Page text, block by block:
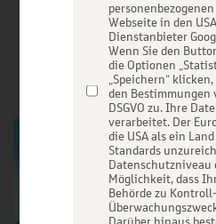
Webseite in den
Dienstanbieter
Wenn Sie den
die Optionen
„Speichern“
den Bestimmungen
DSGVO zu. Ihre
verarbeitet. Der
die USA als ein
Standards
Datenschutzniveau
Möglichkeit, dass
Behörde zu